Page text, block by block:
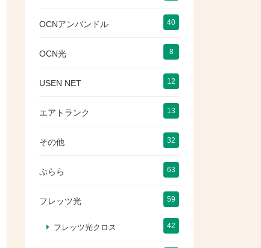
OCNアンバンドル 40
OCN光 8
USEN NET 12
エアトランク 13
その他 32
ぷらら 63
フレッツ光 59
フレッツ光クロス 42